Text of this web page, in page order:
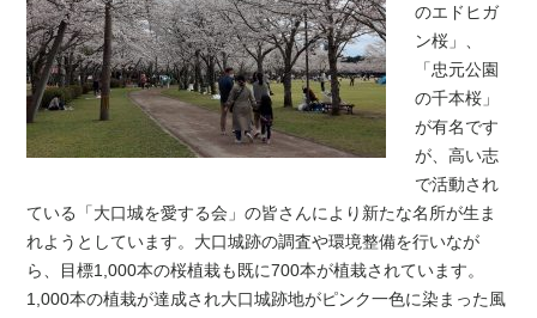
のエドヒガ
ン桜」、
「忠元公園
の千本桜」
が有名です
が、高い志
で活動され
ている「大口城を愛する会」の皆さんにより新たな名所が生ま
れようとしています。大口城跡の調査や環境整備を行いなが
ら、目標1,000本の桜植栽も既に700本が植栽されています。
1,000本の植栽が達成され大口城跡地がピンク一色に染まった風